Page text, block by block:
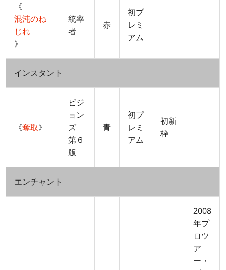
《
混沌のね
じれ
》
統率
者
赤
初プ
レミ
アム
インスタント
《奪取》
ビジ
ョン
ズ
第６
版
青
初プ
レミ
アム
初新
枠
エンチャント
2008
年プ
ロツ
ア
ー・